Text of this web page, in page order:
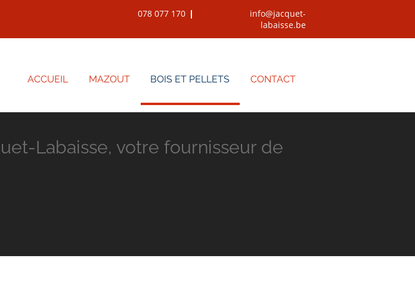
078 077 170
info@jacquet-
labaisse.be
ACCUEIL MAZOUT BOIS ET PELLETS CONTACT
Labaisse, votre fournisseur de